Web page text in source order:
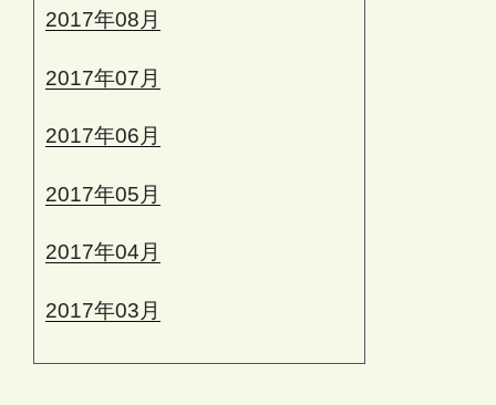
2017年08月
2017年07月
2017年06月
2017年05月
2017年04月
2017年03月